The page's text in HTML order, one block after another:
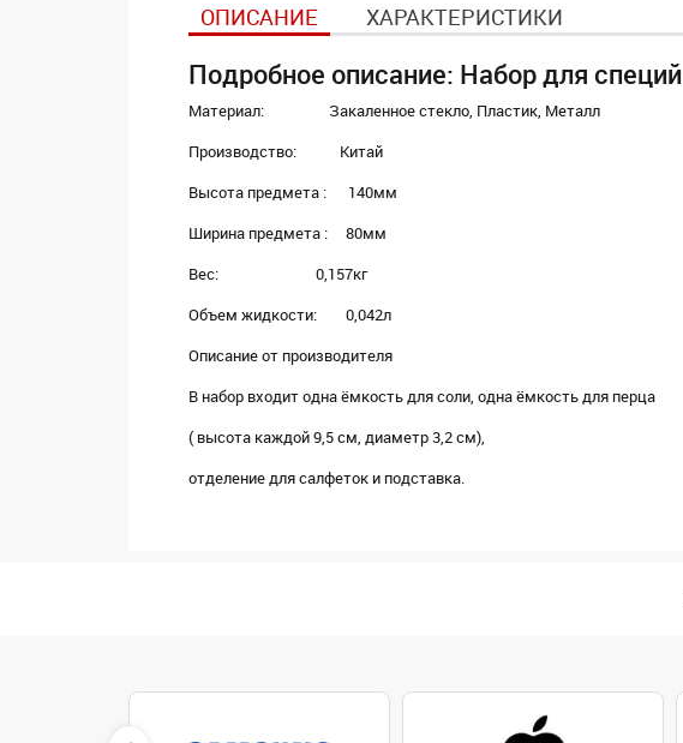
ОПИСАНИЕ ХАРАКТЕРИСТИКИ
Подробное описание: Набор для специй
Материал: Закаленное стекло, Пластик, Металл
Производство: Китай
Высота предмета : 140мм
Ширина предмета : 80мм
Вес: 0,157кг
Объем жидкости: 0,042л
Описание от производителя
В набор входит одна ёмкость для соли, одна ёмкость для перца
( высота каждой 9,5 см, диаметр 3,2 см),
отделение для салфеток и подставка.